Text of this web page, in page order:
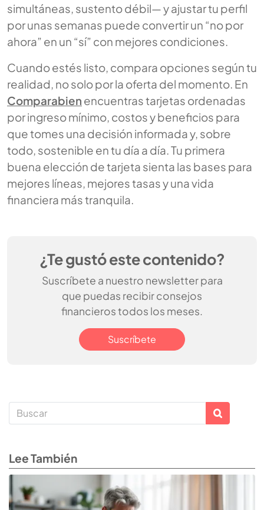
simultáneas, sustento débil— y ajustar tu perfil
por unas semanas puede convertir un “no por
ahora” en un “sí” con mejores condiciones.
Cuando estés listo, compara opciones según tu
realidad, no solo por la oferta del momento. En
Comparabien encuentras tarjetas ordenadas
por ingreso mínimo, costos y beneficios para
que tomes una decisión informada y, sobre
todo, sostenible en tu día a día. Tu primera
buena elección de tarjeta sienta las bases para
mejores líneas, mejores tasas y una vida
financiera más tranquila.
¿Te gustó este contenido?
Suscríbete a nuestro newsletter para
que puedas recibir consejos
financieros todos los meses.
Suscríbete
Lee También